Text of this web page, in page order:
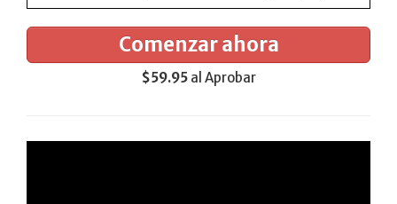
Comenzar ahora
$59.95al Aprobar